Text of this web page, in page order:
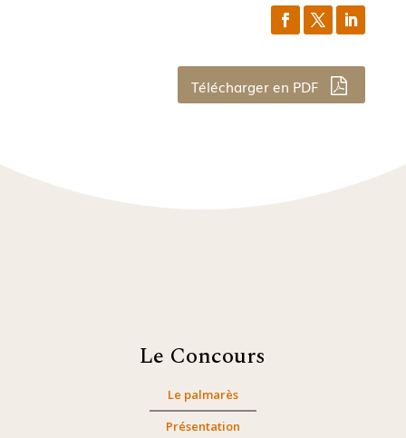
Télécharger en PDF
Le Concours
Le palmarès
Présentation